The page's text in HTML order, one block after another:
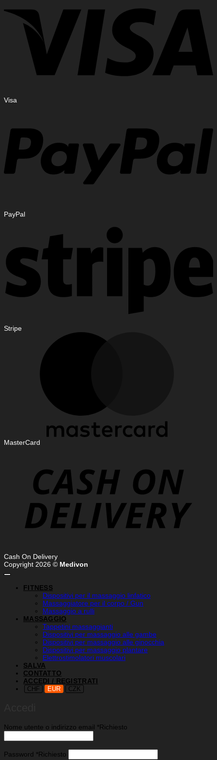
Visa
PayPal
Stripe
MasterCard
Cash On Delivery
Copyright 2026 © Medivon
FITNESS
Dispositivi per il massaggio linfatico
Massaggiatore per il corpo / Gun
Massaggio a rulli
MASSAGGIO
Tappetini massaggianti
Dispositivi per massaggio alle gambe
Dispositivi per massaggio alle ginocchia
Dispositivi per massaggio plantare
Elettrostimolatori muscolari
SALVA
CONTATTO
ACCEDI / REGISTRATI
CHF EUR CZK
Nome utente o indirizzo email *Richiesto
Password *Richiesto